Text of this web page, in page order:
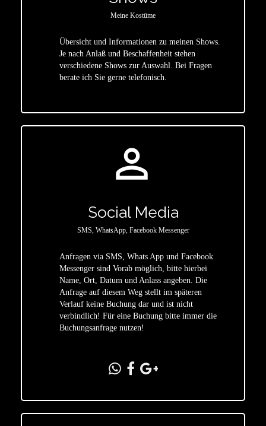
Meine Kostüme
Übersicht und Informationen zu meinen Shows.
Je nach Anlaß und Beschaffenheit stehen
verschiedene Shows zur Auswahl. Bei Fragen
berate ich Sie gerne telefonisch.
person_outline
Social Media
SMS, WhatsApp, Facebook Messenger
Anfragen via SMS, Whats App und Facebook
Messenger sind Vorab möglich, bitte hierbei
Name, Ort, Datum und Anlass angeben. Die
Anfrage auf diesem Weg stellt im späteren
Verlauf keine Buchung dar und ist nicht
verbindlich! Für eine Buchung bitte immer die
Buchungsanfrage nutzen!